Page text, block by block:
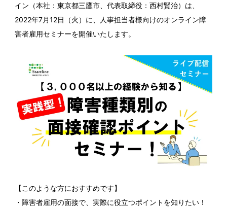
イン（本社：東京都三鷹市、代表取締役：西村賢治）は、
2022年7月12日（火）に、人事担当者様向けのオンライン障
害者雇用セミナーを開催いたします。
【このような方におすすめです】
・障害者雇用の面接で、実際に役立つポイントを知りたい！